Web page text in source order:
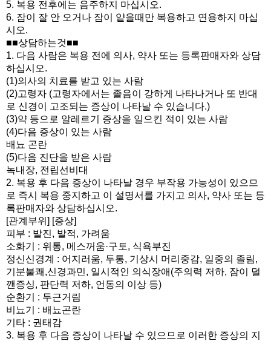
5. 복용 전후에는 음주하지 마십시오.
6. 잠이 잘 안 오거나 잠이 얕을때만 복용하고 연용하지 마십
시오.
■■상담하는것■■
1. 다음 사람은 복용 전에 의사, 약사 또는 등록판매자와 상담
하십시오.
(1)의사의 치료를 받고 있는 사람
(2)고령자 (고령자에서는 졸음이 강하게 나타나거나 또 반대
로 신경이 고조되는 증상이 나타날 수 있습니다.)
(3)약 등으로 알레르기 증상을 일으킨 적이 있는 사람
(4)다음 증상이 있는 사람
배뇨 곤란
(5)다음 진단을 받은 사람
녹내장, 전립선비대
2. 복용 후 다음 증상이 나타날 경우 부작용 가능성이 있으므
로 즉시 복용 중지하고 이 설명서를 가지고 의사, 약사 또는 등
록판매자와 상담하십시오.
[관계부위] [증상]
피부 : 발진, 발적, 가려움
소화기 : 위통, 메스꺼움·구토, 식욕부진
정신신경계 : 어지러움, 두통, 기상시 머리중감, 일중의 졸림,
기분불쾌,신경과민, 일시적인 의식장애(주의력 저하, 잠이 덜
깬증싱, 판단력 저하, 언동의 이상 등)
순환기 : 두근거림
비뇨기 : 배뇨곤란
기타 : 권태감
3. 복용 후 다음 증상이 나타날 수 있으므로 이러한 증상의 지